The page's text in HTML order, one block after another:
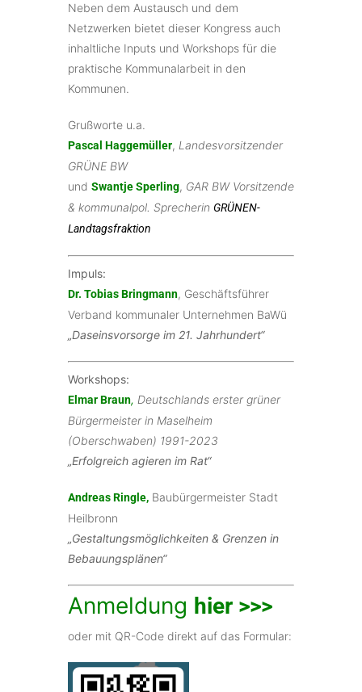
Neben dem Austausch und dem
Netzwerken bietet dieser Kongress auch
inhaltliche Inputs und Workshops für die
praktische Kommunalarbeit in den
Kommunen.
Grußworte u.a.
Pascal Haggemüller, Landesvorsitzender
GRÜNE BW
und Swantje Sperling, GAR BW Vorsitzende
& kommunalpol. Sprecherin GRÜNEN-
Landtagsfraktion
Impuls:
Dr. Tobias Bringmann, Geschäftsführer
Verband kommunaler Unternehmen BaWü
„Daseinsvorsorge im 21. Jahrhundert“
Workshops:
Elmar Braun, Deutschlands erster grüner
Bürgermeister in Maselheim
(Oberschwaben) 1991-2023
„Erfolgreich agieren im Rat“
Andreas Ringle, Baubürgermeister Stadt
Heilbronn
„Gestaltungsmöglichkeiten & Grenzen in
Bebauungsplänen“
Anmeldung hier >>>
oder mit QR-Code direkt auf das Formular: